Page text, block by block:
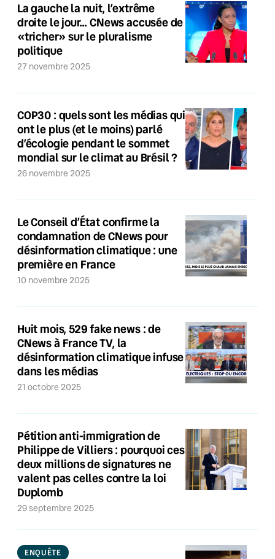
La gauche la nuit, l’extrême
droite le jour… CNews accusée de
«tricher» sur le pluralisme
politique
27 novembre 2025
COP30 : quels sont les médias qui
ont le plus (et le moins) parlé
d’écologie pendant le sommet
mondial sur le climat au Brésil ?
26 novembre 2025
Le Conseil d’État confirme la
condamnation de CNews pour
désinformation climatique : une
première en France
10 novembre 2025
Huit mois, 529 fake news : de
CNews à France TV, la
désinformation climatique infuse
dans les médias
21 octobre 2025
Pétition anti-immigration de
Philippe de Villiers : pourquoi ces
deux millions de signatures ne
valent pas celles contre la loi
Duplomb
29 septembre 2025
ENQUÊTE